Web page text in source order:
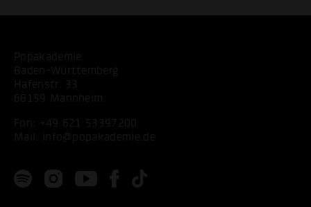
Popakademie
Baden-Württemberg
Hafenstr. 33
68159 Mannheim
Fon:
+49 621 53397200
Mail:
info@popakademie.de